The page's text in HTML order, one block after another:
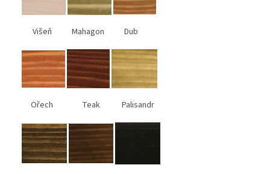
Višeň Mahagon Dub
Ořech Teak Palisandr